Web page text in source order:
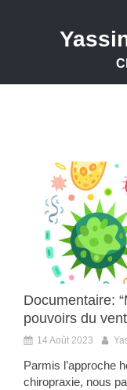
Documentaire:
pouvoirs du
14 Août 2023
Parmis l’approche
chiropraxie, nous